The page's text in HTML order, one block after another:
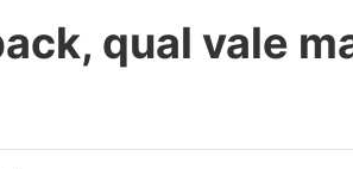
qual vale